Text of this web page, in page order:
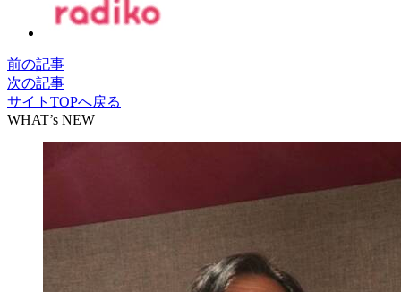
前の記事
次の記事
サイトTOPへ戻る
WHAT’s NEW